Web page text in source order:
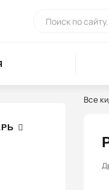
Все
2